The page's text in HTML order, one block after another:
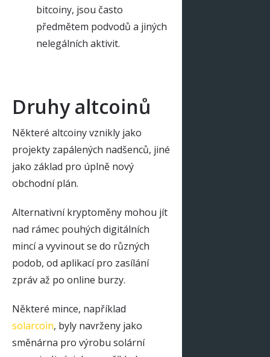
bitcoiny, jsou často
předmětem podvodů a jiných
nelegálních aktivit.
Druhy altcoinů
Některé altcoiny vznikly jako
projekty zapálených nadšenců, jiné
jako základ pro úplně nový
obchodní plán.
Alternativní kryptoměny mohou jít
nad rámec pouhých digitálních
mincí a vyvinout se do různých
podob, od aplikací pro zasílání
zpráv až po online burzy.
Některé mince, například
solarcoin, byly navrženy jako
směnárna pro výrobu solární